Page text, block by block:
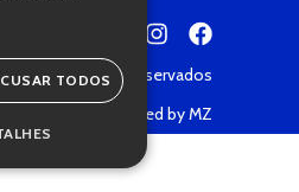
os direitos reservados
Powered by MZ
TODOS